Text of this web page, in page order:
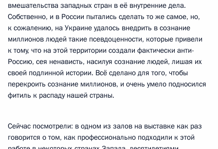
вмешательства западных стран в её внутренние дела.
Собственно, и в России пытались сделать то же самое, но,
к сожалению, на Украине удалось внедрить в сознание
миллионов людей такие псевдоценности, которые привели
к тому, что на этой территории создали фактически анти-
Россию, сея ненависть, насилуя сознание людей, лишая их
своей подлинной истории. Всё сделано для того, чтобы
перекроить сознание миллионов, и очень умело подносился
фитиль к распаду нашей страны.
Сейчас посмотрели: в одном из залов на выставке как раз
говорится о том, как профессионально подходили к этой